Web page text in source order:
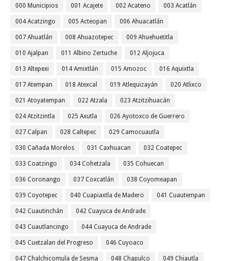
000 Municipios 001 Acajete 002 Acateno 003 Acatlán
004 Acatzingo 005 Acteopan 006 Ahuacatlán
007 Ahuatlán 008 Ahuazotepec 009 Ahuehuetitla
010 Ajalpan 011 Albino Zertuche 012 Aljojuca
013 Altepexi 014 Amixtlán 015 Amozoc 016 Aquixtla
017 Atempan 018 Atexcal 019 Atlequizayán 020 Atlixco
021 Atoyatempan 022 Atzala 023 Atzitzihuacán
024 Atzitzintla 025 Axutla 026 Ayotoxco de Guerrero
027 Calpan 028 Caltepec 029 Camocuautla
030 Cañada Morelos 031 Caxhuacan 032 Coatepec
033 Coatzingo 034 Cohetzala 035 Cohuecan
036 Coronango 037 Coxcatlán 038 Coyomeapan
039 Coyotepec 040 Cuapiaxtla de Madero 041 Cuautempan
042 Cuautinchán 042 Cuayuca de Andrade
043 Cuautlancingo 044 Cuayuca de Andrade
045 Cuetzalan del Progreso 046 Cuyoaco
047 Chalchicomula de Sesma 048 Chapulco 049 Chiautla